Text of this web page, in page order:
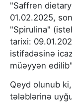
"Saffren
01.02.2025,
"Spirulina"
tarixi:
istifadəsinə
müəyyən
Qeyd olunub
tələblərinə